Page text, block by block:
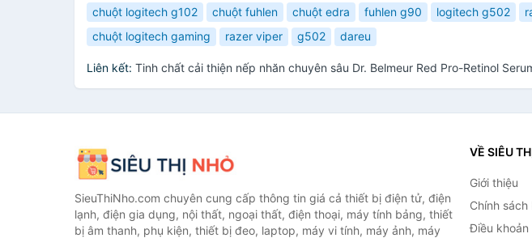
chuột logitech g102
chuột fuhlen chuột edra fuhlen g90 logitech g502
chuột logitech gaming
razer viper g502 dareu
Liên kết: Tinh chất cải thiện nếp nhăn chuyên sâu Dr. Belmeur Red Pro-Retinol
SieuThiNho.com chuyên cung cấp thông tin giá cả thiết bị điện tử, điện
lạnh, điện gia dụng, nội thất, ngoại thất, điện thoại, máy tính bảng, thiết
bị âm thanh, phụ kiện, thiết bị đeo, laptop, máy vi tính, máy ảnh, máy
VỀ SIÊU
Giới thiệu
Chính
Điều khoản